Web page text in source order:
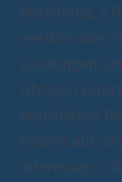
Beziehung,
werden oder
Leistungen
Übrigen
betroffener
DSGVO auf
Interessen,